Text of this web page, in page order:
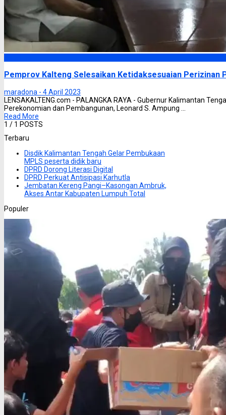
Pemprov Kalteng Selesaikan Ketidaksesuaian Perizinan
maradona - 4 April 2023
LENSAKALTENG.com - PALANGKA RAYA - Gubernur Kalimantan
Perekonomian dan Pembangunan, Leonard S. Ampung ...
Read More
1 / 1 POSTS
Terbaru
Disdik Kalimantan Tengah Gelar Pembukaan
MPLS peserta didik baru
DPRD Dorong Literasi Digital
DPRD Perkuat Antisipasi Karhutla
Jembatan Kereng Pangi–Kasongan Ambruk,
Akses Antar Kabupaten Lumpuh Total
Populer